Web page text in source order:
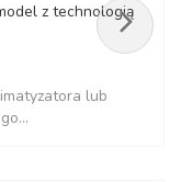
z technologią
lub